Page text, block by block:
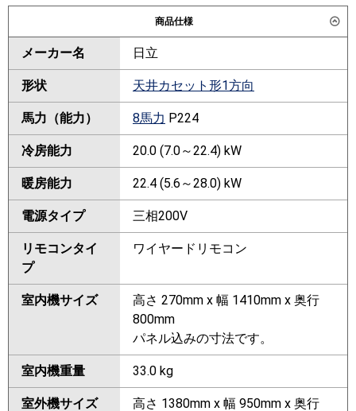
商品仕様
メーカー名 日立
形状 天井カセット形1方向
馬力（能力） 8馬力 P224
冷房能力 20.0 (7.0～22.4) kW
暖房能力 22.4 (5.6～28.0) kW
電源タイプ 三相200V
リモコンタイ
プ
ワイヤードリモコン
室内機サイズ
高さ 270mm x 幅 1410mm x 奥行
800mm
パネル込みの寸法です。
室内機重量 33.0 kg
室外機サイズ
高さ 1380mm x 幅 950mm x 奥行